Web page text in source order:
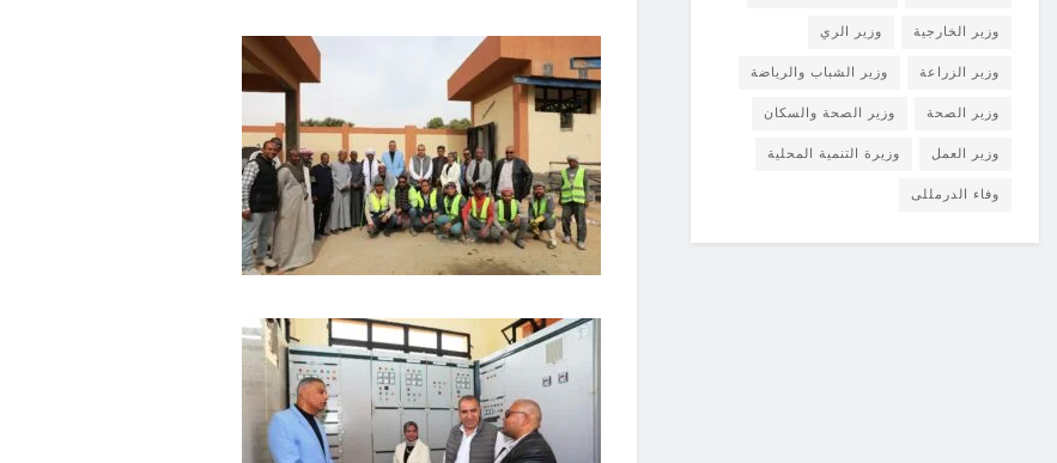
وزير الخارجية وزير الري
وزير الزراعة وزير الشباب والرياضة
وزير الصحة وزير الصحة والسكان
وزير العمل وزيرة التنمية المحلية
وفاء الدرمللى